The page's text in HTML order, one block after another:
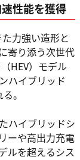
性能を獲得
力強い造形と
寄り添う次世代
HEV）モデル
ハイブリッド
。
ハイブリッドシ
ーや高出力充電
ルを超えるシス